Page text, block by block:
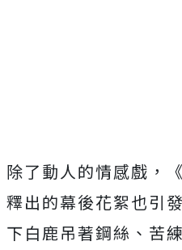
除了動人的情感戲，
釋出的幕後花絮也引
下白鹿吊著鋼絲、苦